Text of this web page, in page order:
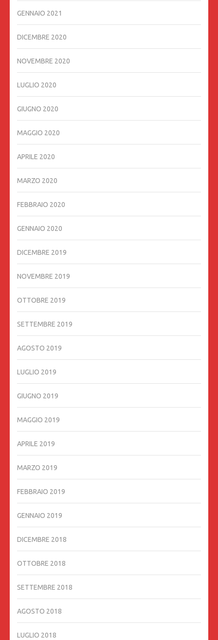
GENNAIO 2021
DICEMBRE 2020
NOVEMBRE 2020
LUGLIO 2020
GIUGNO 2020
MAGGIO 2020
APRILE 2020
MARZO 2020
FEBBRAIO 2020
GENNAIO 2020
DICEMBRE 2019
NOVEMBRE 2019
OTTOBRE 2019
SETTEMBRE 2019
AGOSTO 2019
LUGLIO 2019
GIUGNO 2019
MAGGIO 2019
APRILE 2019
MARZO 2019
FEBBRAIO 2019
GENNAIO 2019
DICEMBRE 2018
OTTOBRE 2018
SETTEMBRE 2018
AGOSTO 2018
LUGLIO 2018